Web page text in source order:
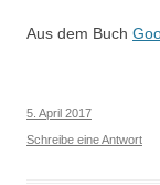
Aus dem Buch
5. April 2017
Schreibe eine Antwort